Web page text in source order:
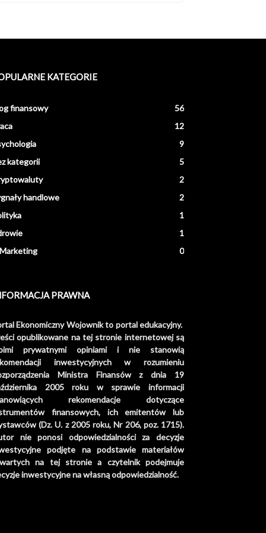
KATEGORIE
finansowy
56
12
9
kategorii
5
2
handlowe
2
1
1
0
PRAWNA
Ekonomiczny Wojownik to portal edukacyjny.
opublikowane na tej stronie internetowej są
prywatnymi opiniami i nie stanowią
inwestycyjnych w rozumieniu
Ministra Finansów z dnia 19
2005 roku w sprawie informacji
rekomendacje dotyczące
finansowych, ich emitentów lub
(Dz. U. z 2005 roku, Nr 206, poz. 1715).
nie ponosi odpowiedzialności za decyzje
podjęte na podstawie materiałów
na tej stronie a czytelnik podejmuje
inwestycyjne na własną odpowiedzialność.